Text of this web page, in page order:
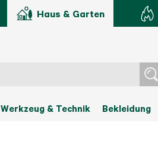
Haus & Garten
Werkzeug & Technik Bekleidung